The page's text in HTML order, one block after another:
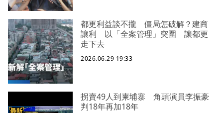
都更利益談不攏 僵局怎破解？建商
讓利 以「全案管理」突圍 讓都更
走下去
2026.06.29 19:33
拐賣49人到柬埔寨 角頭演員李振豪
判18年再加18年